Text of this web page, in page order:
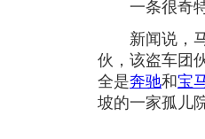
一条很奇特
新闻说，马
伙，该盗车团
全是奔驰和宝
坡的一家孤儿